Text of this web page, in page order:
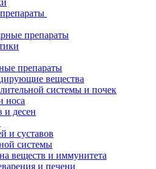
препараты
препараты
вещества
системы и почек
носа
и десен
и суставов
системы
веществ и иммунитета
и печени